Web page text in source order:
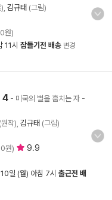
김규태 (그림)
원)
11시 잠들기전 배송 변경
4 - 미국의 별을 훔치는 자 -
(원작), 김규태 (그림)
원) 9.9
일 (월) 아침 7시 출근전 배